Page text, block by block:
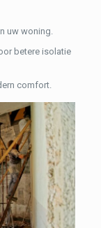
uw woning.
betere isolatie
comfort.